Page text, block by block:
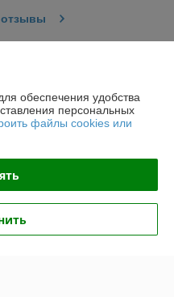
отзывы
обеспечения удобства
персональных
файлы cookies или